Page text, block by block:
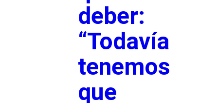
deber:
“Todavía
tenemos
que